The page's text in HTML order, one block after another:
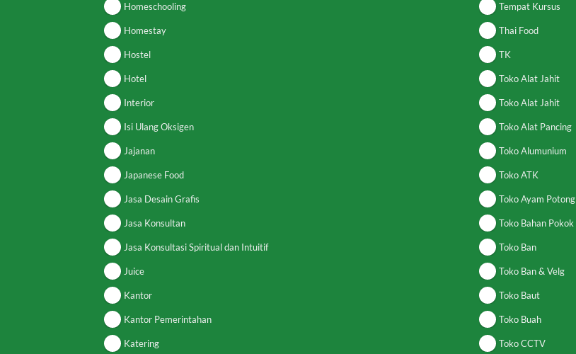
Homeschooling
Homestay
Hostel
Hotel
Interior
Isi Ulang Oksigen
Jajanan
Japanese Food
Jasa Desain Grafis
Jasa Konsultan
Jasa Konsultasi Spiritual dan Intuitif
Juice
Kantor
Kantor Pemerintahan
Katering
Tempat Kursus
Thai Food
TK
Toko Alat Jahit
Toko Alat Jahit
Toko Alat Pancing
Toko Alumunium
Toko ATK
Toko Ayam Potong
Toko Bahan Pokok
Toko Ban
Toko Ban & Velg
Toko Baut
Toko Buah
Toko CCTV